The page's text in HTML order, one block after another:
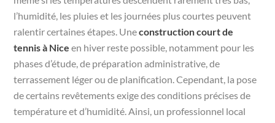
l’humidité, les pluies et les journées plus courtes peuvent
ralentir certaines étapes. Uneconstruction court de
tennis à Nice en hiver reste possible, notamment pour les
phases d’étude, de préparation administrative, de
terrassement léger ou de planification. Cependant, la pose
de certains revêtements exige des conditions précises de
température et d’humidité. Ainsi, un professionnel local